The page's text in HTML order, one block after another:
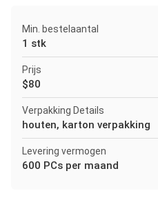
Min. bestelaantal
1 stk
Prijs
$80
Verpakking Details
houten, karton verpakking
Levering vermogen
600 PCs per maand